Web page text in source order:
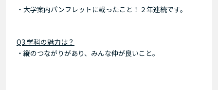
・大学案内パンフレットに載ったこと！２年連続です。
Q3.学科の魅力は？
・縦のつながりがあり、みんな仲が良いこと。